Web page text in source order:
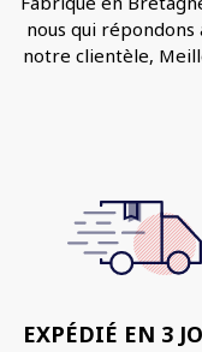
nous qui
notre clientèle,
EXPÉDIÉ EN 3